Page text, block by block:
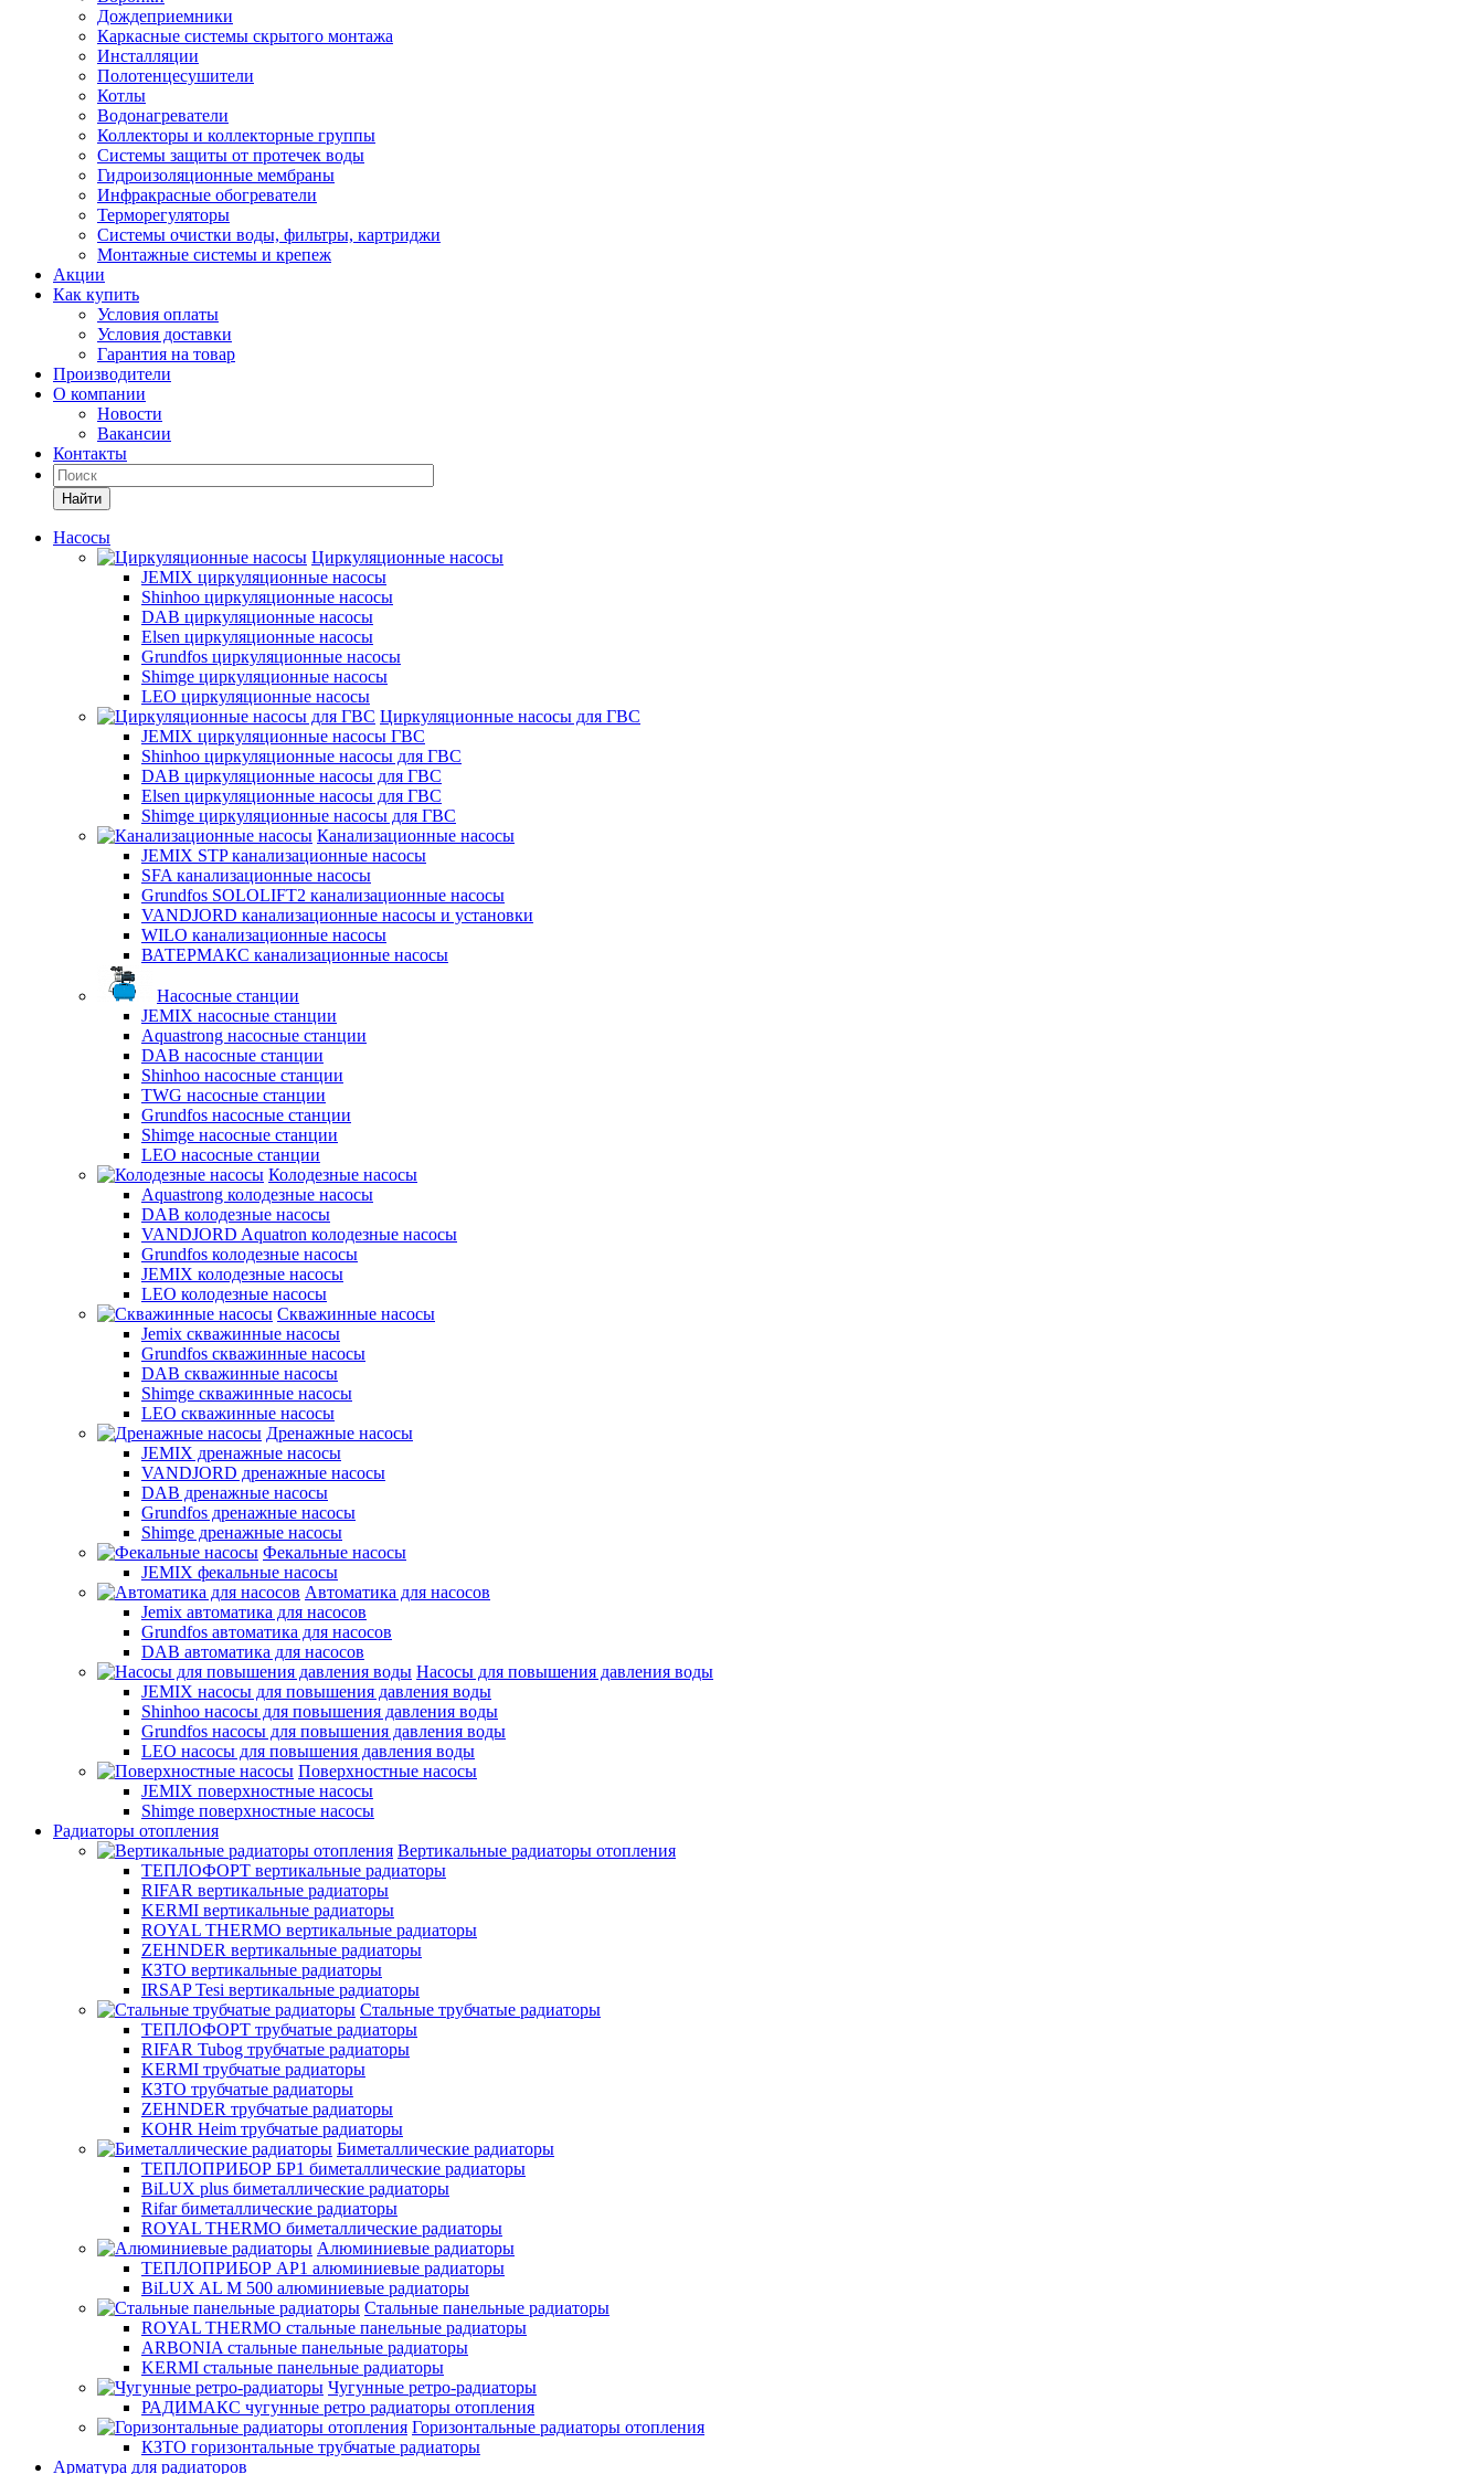
Дождеприемники
Каркасные системы скрытого монтажа
Инсталляции
Полотенцесушители
Котлы
Водонагреватели
Коллекторы и коллекторные группы
Системы защиты от протечек воды
Гидроизоляционные мембраны
Инфракрасные обогреватели
Терморегуляторы
Системы очистки воды, фильтры, картриджи
Монтажные системы и крепеж
Акции
Как купить
Условия оплаты
Условия доставки
Гарантия на товар
Производители
О компании
Новости
Вакансии
Контакты
Найти
Насосы
Циркуляционные насосы
JEMIX циркуляционные насосы
Shinhoo циркуляционные насосы
DAB циркуляционные насосы
Elsen циркуляционные насосы
Grundfos циркуляционные насосы
Shimge циркуляционные насосы
LEO циркуляционные насосы
Циркуляционные насосы для ГВС
JEMIX циркуляционные насосы ГВС
Shinhoo циркуляционные насосы для ГВС
DAB циркуляционные насосы для ГВС
Elsen циркуляционные насосы для ГВС
Shimge циркуляционные насосы для ГВС
Канализационные насосы
JEMIX STP канализационные насосы
SFA канализационные насосы
Grundfos SOLOLIFT2 канализационные насосы
VANDJORD канализационные насосы и установки
WILO канализационные насосы
ВАТЕРМАКС канализационные насосы
Насосные станции
JEMIX насосные станции
Aquastrong насосные станции
DAB насосные станции
Shinhoo насосные станции
TWG насосные станции
Grundfos насосные станции
Shimge насосные станции
LEO насосные станции
Колодезные насосы
Aquastrong колодезные насосы
DAB колодезные насосы
VANDJORD Aquatron колодезные насосы
Grundfos колодезные насосы
JEMIX колодезные насосы
LEO колодезные насосы
Скважинные насосы
Jemix cкважинные насосы
Grundfos скважинные насосы
DAB скважинные насосы
Shimge скважинные насосы
LEO скважинные насосы
Дренажные насосы
JEMIX дренажные насосы
VANDJORD дренажные насосы
DAB дренажные насосы
Grundfos дренажные насосы
Shimge дренажные насосы
Фекальные насосы
JEMIX фекальные насосы
Автоматика для насосов
Jemix автоматика для насосов
Grundfos автоматика для насосов
DAB автоматика для насосов
Насосы для повышения давления воды
JEMIX насосы для повышения давления воды
Shinhoo насосы для повышения давления воды
Grundfos насосы для повышения давления воды
LEO насосы для повышения давления воды
Поверхностные насосы
JEMIX поверхностные насосы
Shimge поверхностные насосы
Радиаторы отопления
Вертикальные радиаторы отопления
ТЕПЛОФОРТ вертикальные радиаторы
RIFAR вертикальные радиаторы
KERMI вертикальные радиаторы
ROYAL THERMO вертикальные радиаторы
ZEHNDER вертикальные радиаторы
КЗТО вертикальные радиаторы
IRSAP Tesi вертикальные радиаторы
Стальные трубчатые радиаторы
ТЕПЛОФОРТ трубчатые радиаторы
RIFAR Tubog трубчатые радиаторы
KERMI трубчатые радиаторы
КЗТО трубчатые радиаторы
ZEHNDER трубчатые радиаторы
KOHR Heim трубчатые радиаторы
Биметаллические радиаторы
ТЕПЛОПРИБОР БР1 биметаллические радиаторы
BiLUX plus биметаллические радиаторы
Rifar биметаллические радиаторы
ROYAL THERMO биметаллические радиаторы
Алюминиевые радиаторы
ТЕПЛОПРИБОР АР1 алюминиевые радиаторы
BiLUX AL M 500 алюминиевые радиаторы
Стальные панельные радиаторы
ROYAL THERMO стальные панельные радиаторы
ARBONIA стальные панельные радиаторы
KERMI стальные панельные радиаторы
Чугунные ретро-радиаторы
РАДИМАКС чугунные ретро радиаторы отопления
Горизонтальные радиаторы отопления
КЗТО горизонтальные трубчатые радиаторы
Арматура для радиаторов